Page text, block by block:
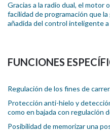
Gracias a la radio dual, el motor
facilidad de programación que
añadida del control inteligente
FUNCIONES
Regulación de los fines de
Protección anti-hielo y
como en bajada con regulación
Posibilidad de memorizar una